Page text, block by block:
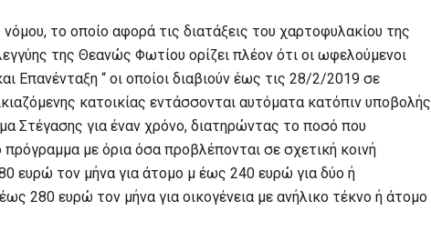
το οποίο αφορά τις διατάξεις του χαρτοφυλακίου της
της Θεανώς Φωτίου ορίζει πλέον ότι οι ωφελούμενοι
Επανένταξη “ οι οποίοι διαβιούν έως τις 28/2/2019 σε
κατοικίας εντάσσονται αυτόματα κατόπιν υποβολής
Στέγασης για έναν χρόνο, διατηρώντας το ποσό που
με όρια όσα προβλέπονται σε σχετική κοινή
ευρώ τον μήνα για άτομο μ έως 240 ευρώ για δύο ή
280 ευρώ τον μήνα για οικογένεια με ανήλικο τέκνο ή άτομο